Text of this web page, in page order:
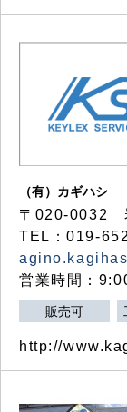
（有）カギハシ
〒020-0032
TEL：019-
営業時間：
販売可
http://